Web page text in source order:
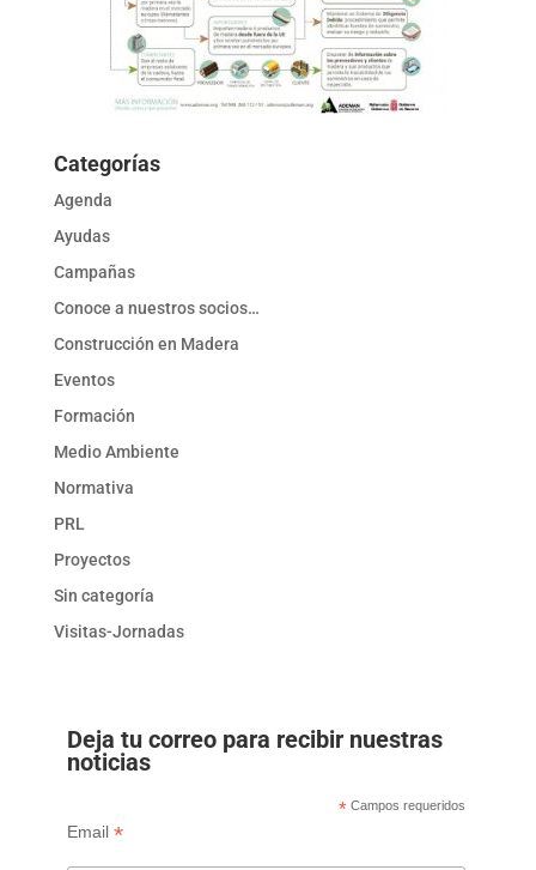
Categorías
Agenda
Ayudas
Campañas
Conoce a nuestros socios…
Construcción en Madera
Eventos
Formación
Medio Ambiente
Normativa
PRL
Proyectos
Sin categoría
Visitas-Jornadas
Deja tu correo para recibir nuestras
noticias
* Campos requeridos
Email *